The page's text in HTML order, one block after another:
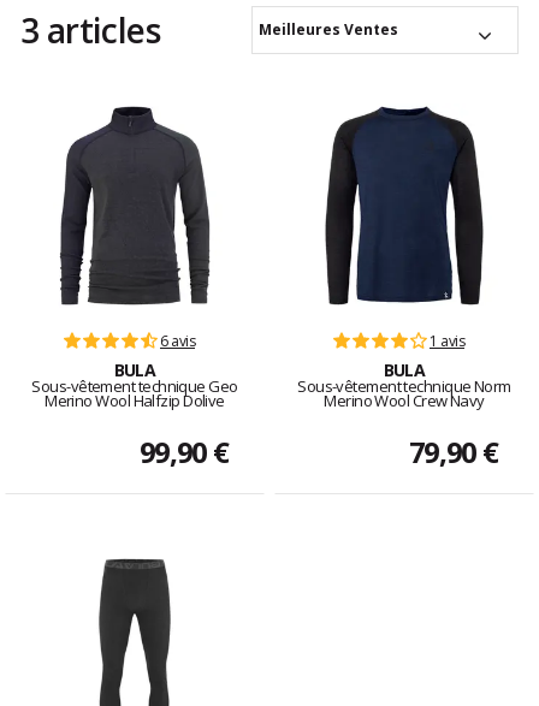
3 articles Meilleures Ventes
6 avis
BULA
Sous-vêtement technique Geo
Merino Wool Halfzip Dolive
99,90 €
1 avis
BULA
Sous-vêtement technique Norm
Merino Wool Crew Navy
79,90 €